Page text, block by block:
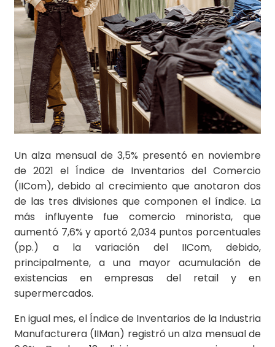
Un alza mensual de 3,5% presentó en noviembre
de 2021 el Índice de Inventarios del Comercio
(IICom), debido al crecimiento que anotaron dos
de las tres divisiones que componen el índice. La
más influyente fue comercio minorista, que
aumentó 7,6% y aportó 2,034 puntos porcentuales
(pp.) a la variación del IICom, debido,
principalmente, a una mayor acumulación de
existencias en empresas del retail y en
supermercados.
En igual mes, el Índice de Inventarios de la Industria
Manufacturera (IIMan) registró un alza mensual de